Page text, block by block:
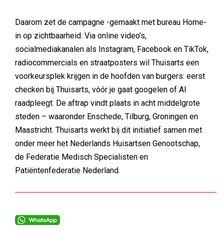
Daarom zet de campagne -gemaakt met bureau Home-
in op zichtbaarheid. Via online video’s,
socialmediakanalen als Instagram, Facebook en TikTok,
radiocommercials en straatposters wil Thuisarts een
voorkeursplek krijgen in de hoofden van burgers: eerst
checken bij Thuisarts, vóór je gaat googelen of AI
raadpleegt. De aftrap vindt plaats in acht middelgrote
steden – waaronder Enschede, Tilburg, Groningen en
Maastricht. Thuisarts werkt bij dit initiatief samen met
onder meer het Nederlands Huisartsen Genootschap,
de Federatie Medisch Specialisten en
Patiëntenfederatie Nederland.